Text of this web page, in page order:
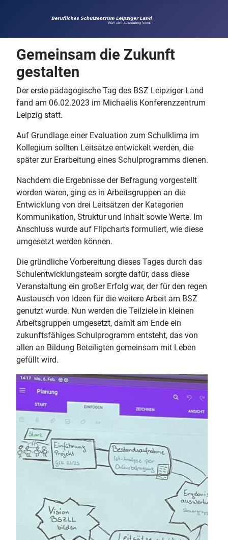
Gemeinsam die Zukunft
gestalten
Der erste pädagogische Tag des BSZ Leipziger Land
fand am 06.02.2023 im Michaelis Konferenzzentrum
Leipzig statt.
Auf Grundlage einer Evaluation zum Schulklima im
Kollegium sollten Leitsätze entwickelt werden, die
später zur Erarbeitung eines Schulprogramms dienen.
Nachdem die Ergebnisse der Befragung vorgestellt
worden waren, ging es in Arbeitsgruppen an die
Entwicklung von drei Leitsätzen der Kategorien
Kommunikation, Struktur und Inhalt sowie Werte. Im
Anschluss wurde auf Flipcharts formuliert, wie diese
umgesetzt werden können.
Die gründliche Vorbereitung dieses Tages durch das
Schulentwicklungsteam sorgte dafür, dass diese
Veranstaltung ein großer Erfolg war, der für den regen
Austausch von Ideen für die weitere Arbeit am BSZ
genutzt wurde. Nun werden die Teilziele in kleinen
Arbeitsgruppen umgesetzt, damit am Ende ein
zukunftsfähiges Schulprogramm entsteht, das von
allen an Bildung Beteiligten gemeinsam mit Leben
gefüllt wird.